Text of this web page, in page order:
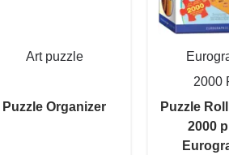
Art puzzle
Puzzle Organizer
2000
Puzzle
2000